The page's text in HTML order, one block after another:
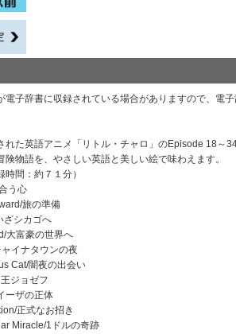
電子辞書に収録されている場合がありますので、電
れた英語アニメ「リトル・チャロ」のEpisode 18～
物語を、やさしい英語と美しい絵で味わえます。
時間：約７１分）
う心
旅の準備
ざシカゴへ
大富豪の世界へ
イナタウンの夜
Cat/闇夜の出会い
ジョゼフ
ーザの正体
正式なお招き
Miracle/1ドルの奇跡